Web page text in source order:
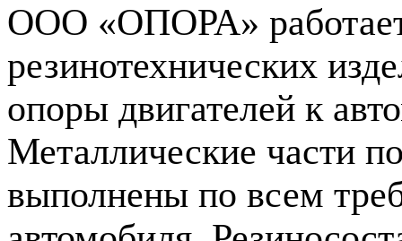
ООО «ОПОРА» работает
резинотехнических
опоры двигателей к
Металлические части
выполнены по всем